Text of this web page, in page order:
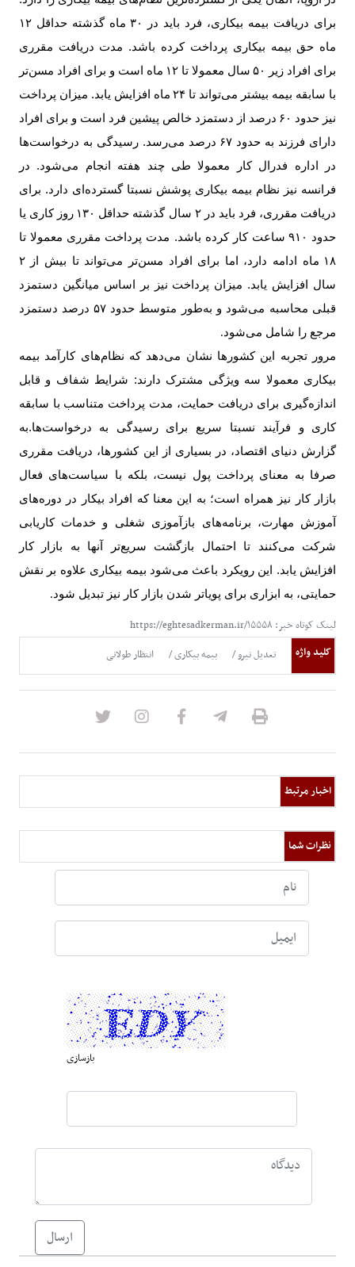
برای دریافت بیمه بیکاری، فرد باید در
۳۰ ماه گذشته حداقل۱۲
ماه حق بیمه بیکاری پرداخت کرده باشد. مدت دریافت مقرری
برای افراد زیر
۵۰ سال معمولا تا ۱۲ ماه است و برای افراد مسن‌تر
با سابقه بیمه بیشتر می‌تواند تا ۲۴ ماه افزایش یابد. میزان پرداخت
نیز حدود ۶۰ درصد از دستمزد خالص پیشین فرد است و برای افراد
دارای فرزند به حدود ۶۷ درصد می‌رسد. رسیدگی به درخواست‌ها
در اداره فدرال کار معمولا طی چند هفته انجام می‌شود. در
فرانسه نیز نظام بیمه بیکاری پوشش نسبتا گسترده‌ای دارد. برای
دریافت مقرری، فرد باید در ۲ سال گذشته حداقل
۱۳۰ روز کاری یا
حدود ۹۱۰ ساعت کار کرده باشد. مدت پرداخت مقرری معمولا تا
۱۸
ماه ادامه دارد، اما برای افراد مسن‌تر می‌تواند تا بیش از ۲
سال افزایش یابد. میزان پرداخت نیز بر اساس میانگین دستمزد
قبلی محاسبه می‌شود و به‌طور متوسط حدود۵۷ درصد دستمزد
مرجع را شامل می‌شود.
مرور تجربه این کشورها نشان می‌دهد که نظام‌های کارآمد بیمه
بیکاری معمولا سه ویژگی مشترک دارند: شرایط شفاف و قابل
اندازه‌گیری برای دریافت حمایت، مدت پرداخت متناسب با سابقه
کاری و فرآیند نسبتا سریع برای رسیدگی به درخواست‌ها.به
گزارش دنیای اقتصاد، در بسیاری از این کشورها، دریافت مقرری
صرفا به معنای پرداخت پول نیست، بلکه با سیاست‌های فعال
بازار کار نیز همراه است؛ به این معنا که افراد بیکار در دوره‌های
آموزش مهارت، برنامه‌های بازآموزی شغلی و خدمات کاریابی
شرکت می‌کنند تا احتمال بازگشت سریع‌تر آنها به بازار کار
افزایش یابد. این رویکرد باعث می‌شود بیمه بیکاری علاوه بر نقش
حمایتی، به ابزاری برای پویاتر شدن بازار کار نیز تبدیل شود.
لینک کوتاه خبر: https://eghtesadkerman.ir/۱۵۵۵۸
کلید واژه
تعدیل نیرو بیمه بیکاری انتظار طولانی
اخبار مرتبط
نظرات شما
بازسازی
ارسال